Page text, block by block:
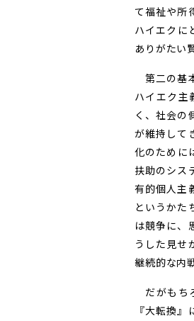
て福祉や所
ハイエクに
ありがたい
第二の基
ハイエク主
く、社会の
が維持して
化のために
扶助のシス
有的個人主
というかた
は競争に、
うした見せ
継続的な内
だがもち
『大転換